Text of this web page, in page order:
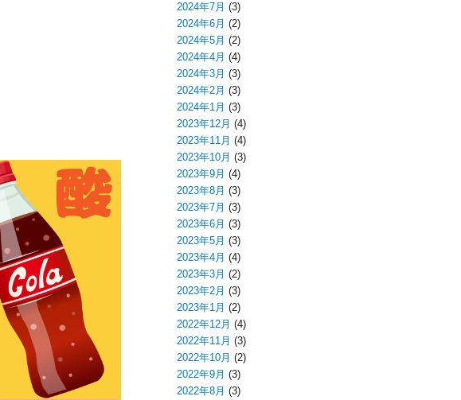
2024年7月 (3)
2024年6月 (2)
2024年5月 (2)
2024年4月 (4)
2024年3月 (3)
2024年2月 (3)
2024年1月 (3)
2023年12月 (4)
2023年11月 (4)
2023年10月 (3)
2023年9月 (4)
2023年8月 (3)
2023年7月 (3)
2023年6月 (3)
2023年5月 (3)
2023年4月 (4)
2023年3月 (2)
2023年2月 (3)
2023年1月 (2)
2022年12月 (4)
2022年11月 (3)
2022年10月 (2)
2022年9月 (3)
2022年8月 (3)